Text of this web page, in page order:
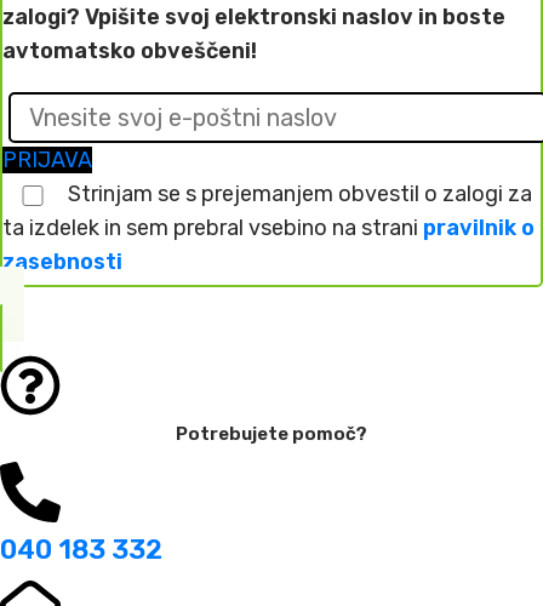
zalogi? Vpišite svoj elektronski naslov in boste
avtomatsko obveščeni!
PRIJAVA
Strinjam se s prejemanjem obvestil o zalogi za
ta izdelek in sem prebral vsebino na strani pravilnik o
zasebnosti
Potrebujete pomoč?
040 183 332